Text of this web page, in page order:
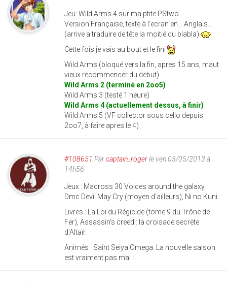
Jeu: Wild Arms 4 sur ma ptite PStwo.
Version Française, texte à l'ecran en... Anglais...
(arrive a traduire de tête la moitié du blabla)
Cette fois je vais au bout et le fini
Wild Arms (bloqué vers la fin, apres 15 ans, maut
vieux recommencer du debut)
Wild Arms 2 (terminé en 2oo5)
Wild Arms 3 (testé 1 heure)
Wild Arms 4 (actuellement dessus, à finir)
Wild Arms 5 (VF collector sous cello depuis
2oo7, à faire apres le 4)
#108651 Parcaptain_rogerle ven 03/05/2013 à
14h56
Jeux : Macross 30 Voices around the galaxy,
Dmc Devil May Cry (moyen d'ailleurs), Ni no Kuni.
Livres : La Loi du Régicide (tome 9 du Trône de
Fer), Assassin's creed : la croisade secrète
d'Altaïr.
Animés : Saint Seiya Omega. La nouvelle saison
est vraiment pas mal !